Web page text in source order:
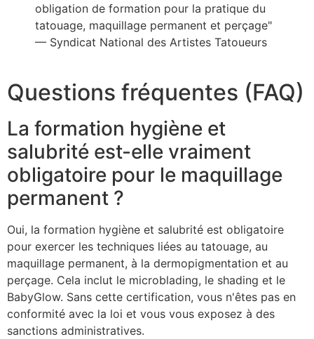
obligation de formation pour la pratique du
tatouage, maquillage permanent et perçage"
— Syndicat National des Artistes Tatoueurs
Questions fréquentes (FAQ)
La formation hygiène et
salubrité est-elle vraiment
obligatoire pour le maquillage
permanent ?
Oui, la formation hygiène et salubrité est obligatoire
pour exercer les techniques liées au tatouage, au
maquillage permanent, à la dermopigmentation et au
perçage. Cela inclut le microblading, le shading et le
BabyGlow. Sans cette certification, vous n'êtes pas en
conformité avec la loi et vous vous exposez à des
sanctions administratives.